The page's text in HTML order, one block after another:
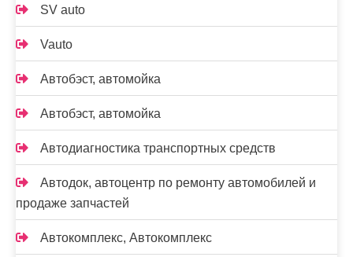
SV auto
Vauto
Автобэст, автомойка
Автобэст, автомойка
Автодиагностика транспортных средств
Автодок, автоцентр по ремонту автомобилей и
продаже запчастей
Автокомплекс, Автокомплекс